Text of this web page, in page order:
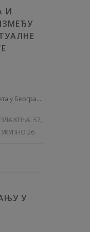
И
у Београду
57,
УКУПНО 26
У